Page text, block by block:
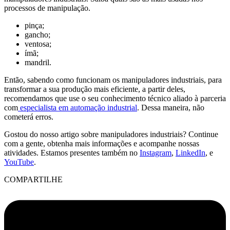
processos de manipulação.
pinça;
gancho;
ventosa;
ímã;
mandril.
Então, sabendo como funcionam os manipuladores industriais, para
transformar a sua produção mais eficiente, a partir deles,
recomendamos que use o seu conhecimento técnico aliado à parceria
com especialista em automação industrial. Dessa maneira, não
cometerá erros.
Gostou do nosso artigo sobre manipuladores industriais? Continue
com a gente, obtenha mais informações e acompanhe nossas
atividades. Estamos presentes também no Instagram, LinkedIn, e
YouTube.
COMPARTILHE